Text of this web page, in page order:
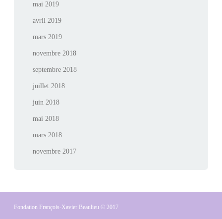
mai 2019
avril 2019
mars 2019
novembre 2018
septembre 2018
juillet 2018
juin 2018
mai 2018
mars 2018
novembre 2017
Fondation François-Xavier Beaulieu © 2017